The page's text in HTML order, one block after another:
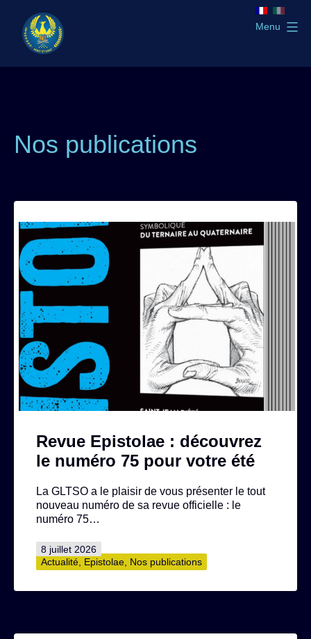
contenu
Menu
Nos publications
Revue Epistolae : découvrez
le numéro 75 pour votre été
La GLTSO a le plaisir de vous présenter le tout
nouveau numéro de sa revue officielle : le
numéro 75…
Publié
le
8 juillet 2026
Catégorisé
comme
Actualité Epistolae Nos publications